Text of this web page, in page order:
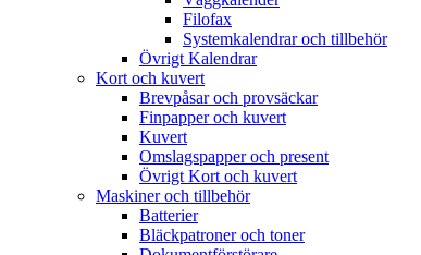
Filofax
Systemkalendrar och tillbehör
Övrigt Kalendrar
Kort och kuvert
Brevpåsar och provsäckar
Finpapper och kuvert
Kuvert
Omslagspapper och present
Övrigt Kort och kuvert
Maskiner och tillbehör
Batterier
Bläckpatroner och toner